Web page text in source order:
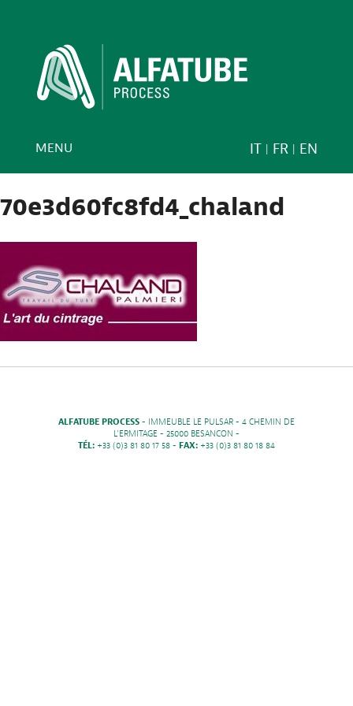
IT FR EN
MENU
70e3d60fc8fd4_chaland
ALFATUBE PROCESS - IMMEUBLE LE PULSAR - 4 CHEMIN DE
L'ERMITAGE - 25000 BESANCON -
TÉL: +33 (0)3 81 80 17 58 - FAX: +33 (0)3 81 80 18 84